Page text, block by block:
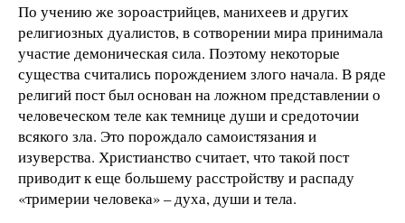
По учению же зороастрийцев, манихеев и других
религиозных дуалистов, в сотворении мира принимала
участие демоническая сила. Поэтому некоторые
существа считались порождением злого начала. В ряде
религий пост был основан на ложном представлении о
человеческом теле как темнице души и средоточии
всякого зла. Это порождало самоистязания и
изуверства. Христианство считает, что такой пост
приводит к еще большему расстройству и распаду
«тримерии человека» – духа, души и тела.